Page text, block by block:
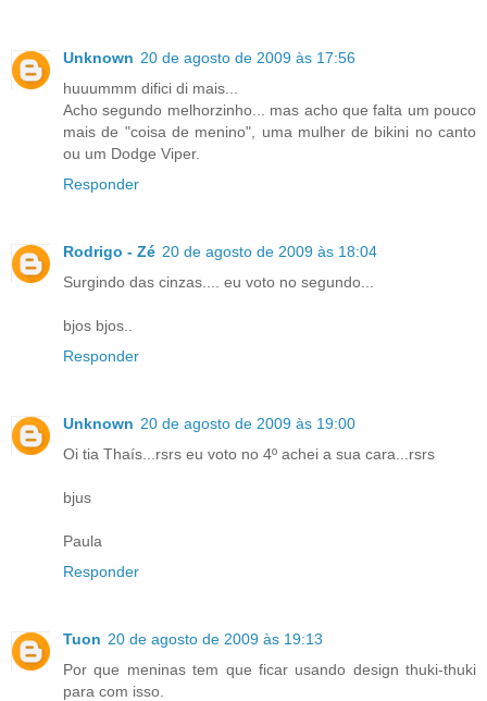
Unknown 20 de agosto de 2009 às 17:56
huuummm difici di mais...
Acho segundo melhorzinho... mas acho que falta um pouco
mais de "coisa de menino", uma mulher de bikini no canto
ou um Dodge Viper.
Responder
Rodrigo - Zé 20 de agosto de 2009 às 18:04
Surgindo das cinzas.... eu voto no segundo...
bjos bjos..
Responder
Unknown 20 de agosto de 2009 às 19:00
Oi tia Thaís...rsrs eu voto no 4º achei a sua cara...rsrs
bjus
Paula
Responder
Tuon 20 de agosto de 2009 às 19:13
Por que meninas tem que ficar usando design thuki-thuki
para com isso.